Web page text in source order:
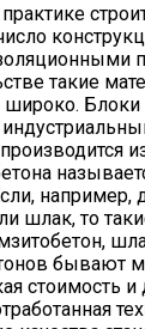
такие
широко. Блоки
например,
шлак, то
бывают
стоимость и